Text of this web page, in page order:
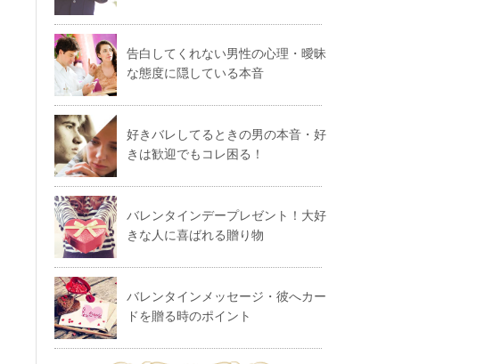
告白してくれない男性の心理・曖昧
な態度に隠している本音
好きバレしてるときの男の本音・好
きは歓迎でもコレ困る！
バレンタインデープレゼント！大好
きな人に喜ばれる贈り物
バレンタインメッセージ・彼へカー
ドを贈る時のポイント